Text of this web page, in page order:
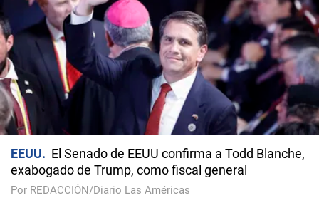
EEUU
El Senado de EEUU confirma a Todd Blanche,
exabogado de Trump, como fiscal general
Por REDACCIÓN/Diario Las Américas